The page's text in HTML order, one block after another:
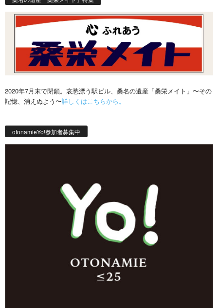
2020年7月末で閉鎖。哀愁漂う駅ビル、桑名の遺産「桑栄メイト」〜その
記憶、消えぬよう〜詳しくはこちらから。
otonamieYo!参加者募集中